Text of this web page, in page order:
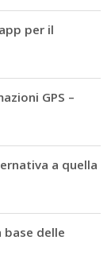
per il
GPS –
a quella
delle